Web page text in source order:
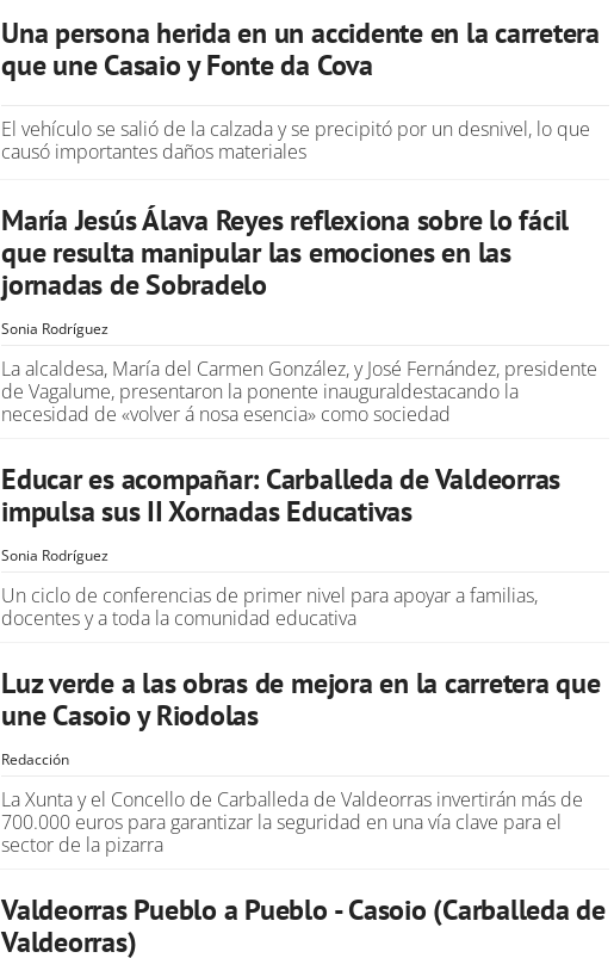
Una persona herida en un accidente en la carretera
que une Casaio y Fonte da Cova
El vehículo se salió de la calzada y se precipitó por un desnivel, lo que
causó importantes daños materiales
María Jesús Álava Reyes reflexiona sobre lo fácil
que resulta manipular las emociones en las
jornadas de Sobradelo
Sonia Rodríguez
La alcaldesa, María del Carmen González, y José Fernández, presidente
de Vagalume, presentaron la ponente inauguraldestacando la
necesidad de «volver á nosa esencia» como sociedad
Educar es acompañar: Carballeda de Valdeorras
impulsa sus II Xornadas Educativas
Sonia Rodríguez
Un ciclo de conferencias de primer nivel para apoyar a familias,
docentes y a toda la comunidad educativa
Luz verde a las obras de mejora en la carretera que
une Casoio y Riodolas
Redacción
La Xunta y el Concello de Carballeda de Valdeorras invertirán más de
700.000 euros para garantizar la seguridad en una vía clave para el
sector de la pizarra
Valdeorras Pueblo a Pueblo - Casoio (Carballeda de
Valdeorras)